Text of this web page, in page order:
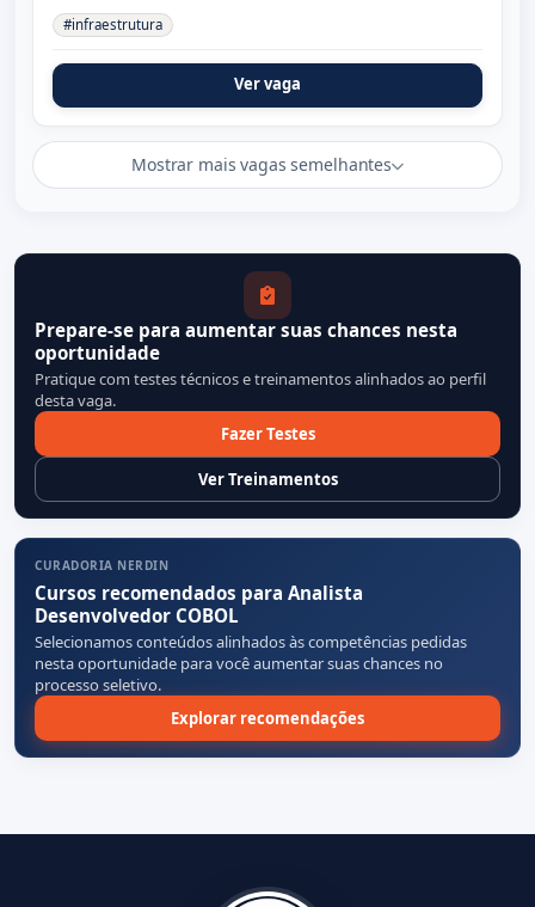
#infraestrutura
Ver vaga
Mostrar mais vagas semelhantes
Prepare-se para aumentar suas chances nesta
oportunidade
Pratique com testes técnicos e treinamentos alinhados ao perfil
desta vaga.
Fazer Testes
Ver Treinamentos
CURADORIA NERDIN
Cursos recomendados para Analista
Desenvolvedor COBOL
Selecionamos conteúdos alinhados às competências pedidas
nesta oportunidade para você aumentar suas chances no
processo seletivo.
Explorar recomendações